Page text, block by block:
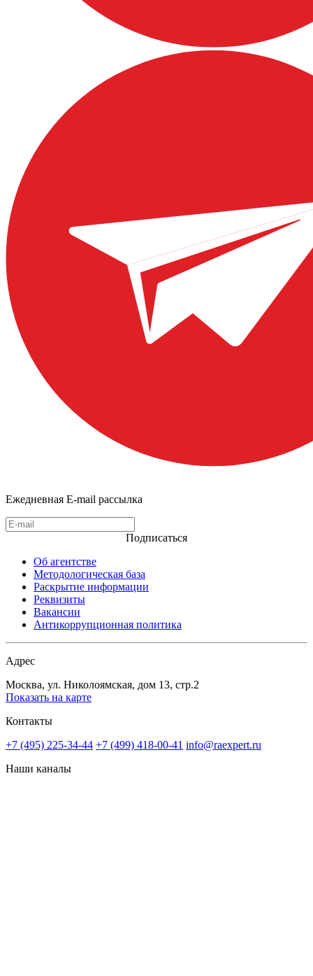
Ежедневная E-mail рассылка
Подписаться
Об агентстве
Методологическая база
Раскрытие информации
Реквизиты
Вакансии
Антикоррупционная политика
Адрес
Москва, ул. Николоямская, дом 13, стр.2
Показать на карте
Контакты
+7 (495) 225-34-44 +7 (499) 418-00-41 info@raexpert.ru
Наши каналы